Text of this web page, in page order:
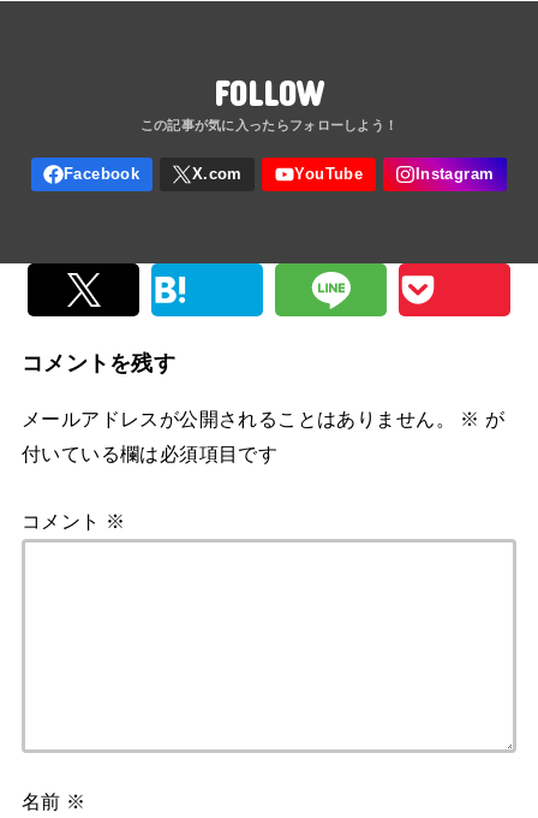
FOLLOW
コメントを残す
メールアドレスが公開されることはありません。 ※ が
付いている欄は必須項目です
コメント ※
名前 ※